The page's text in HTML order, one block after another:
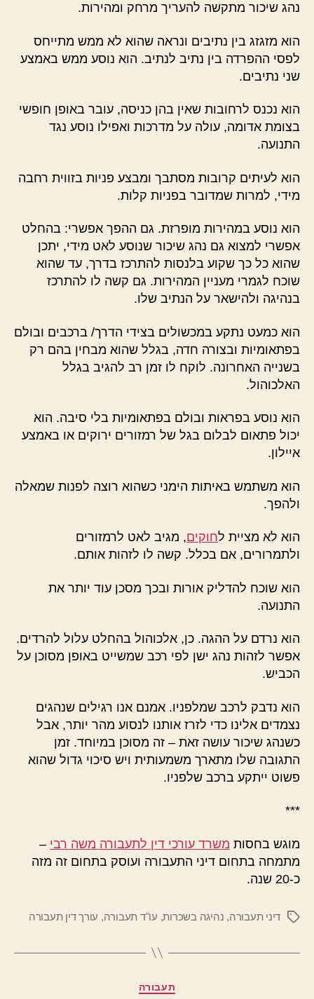
נהג שיכור מתקשה להעריך מרחק ומהירות.
הוא מזגזג בין נתיבים ונראה שהוא לא ממש מתייחס
לפסי ההפרדה בין נתיב לנתיב. הוא נוסע ממש באמצע
שני נתיבים.
הוא נכנס לרחובות שאין בהן כניסה, עובר באופן חופשי
בצומת אדומה, עולה על מדרכות ואפילו נוסע נגד
התנועה.
הוא לעיתים קרובות מסתבך ומבצע פניות בזווית רחבה
מידי, למרות שמדובר בפניות קלות.
הוא נוסע במהירות מופרזת. גם ההפך אפשרי: בהחלט
אפשרי למצוא גם נהג שיכור שנוסע לאט מידי, יתכן
שהוא כל כך שקוע בלנסות להתרכז בדרך, עד שהוא
שוכח לגמרי מעניין המהירות. גם קשה לו להתרכז
בנהיגה ולהישאר על הנתיב שלו.
הוא כמעט נתקע במכשולים בצידי הדרך/ ברכבים ובולם
בפתאומיות ובצורה חדה, בגלל שהוא מבחין בהם רק
בשנייה האחרונה. לוקח לו זמן רב להגיב בגלל
האלכוהול.
הוא נוסע בפראות ובולם בפתאומיות בלי סיבה. הוא
יכול פתאום לבלום בגל של רמזורים ירוקים או באמצע
איילון.
הוא משתמש באיתות הימני כשהוא רוצה לפנות שמאלה
ולהפך.
הוא לא מציית לחוקים, מגיב לאט לרמזורים
ולתמרורים, אם בכלל. קשה לו לזהות אותם.
הוא שוכח להדליק אורות ובכך מסכן עוד יותר את
התנועה.
הוא נרדם על ההגה. כן, אלכוהול בהחלט עלול להרדים.
אפשר לזהות נהג ישן לפי רכב שמשייט באופן מסוכן על
הכביש.
הוא נדבק לרכב שמלפניו. אמנם אנו רגילים שנהגים
נצמדים אלינו כדי לזרז אותנו לנסוע מהר יותר, אבל
כשנהג שיכור עושה זאת – זה מסוכן במיוחד. זמן
התגובה שלו מתארך משמעותית ויש סיכוי גדול שהוא
פשוט ייתקע ברכב שלפניו.
***
מוגש בחסות משרד עורכי דין לתעבורה משה רבי –
מתמחה בתחום דיני התעבורה ועוסק בתחום זה מזה
כ-20 שנה.
תגיותדיני תעבורה, נהיגה בשכרות, עו"ד תעבורה, עורך דין תעבורה
קטגוריותתעבורה